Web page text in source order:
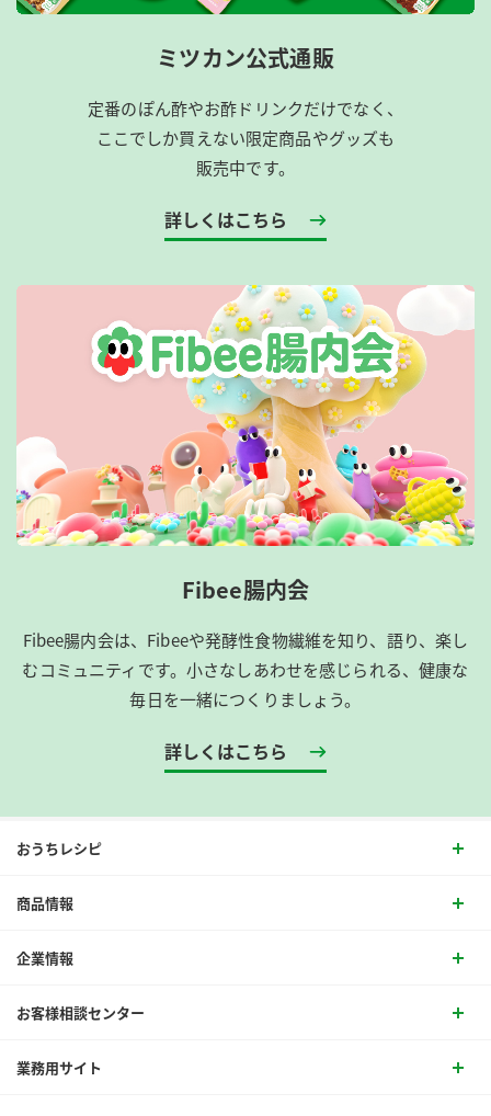
ミツカン公式通販
定番のぽん酢やお酢ドリンクだけでなく、
ここでしか買えない限定商品やグッズも
販売中です。
詳しくはこちら
Fibee腸内会
Fibee腸内会は、​Fibeeや発酵性食物繊維を知り、語り、楽し
むコミュニティです。​小さなしあわせを感じられる、健康な
毎日を一緒につくりましょう。
詳しくはこちら
おうちレシピ
商品情報
企業情報
お客様相談センター
業務用サイト